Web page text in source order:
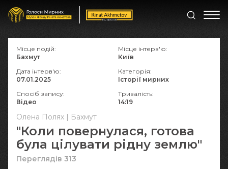
Олена Полях | Бахмут
"Коли повернулася, готова
була цілувати рідну землю"
Переглядів 313
Місце подій:
Бахмут
Місце інтерв'ю:
Київ
Дата інтерв'ю:
07.01.2025
Категорія:
Історії мирних
Спосіб запису:
Відео
Тривалість:
14:19